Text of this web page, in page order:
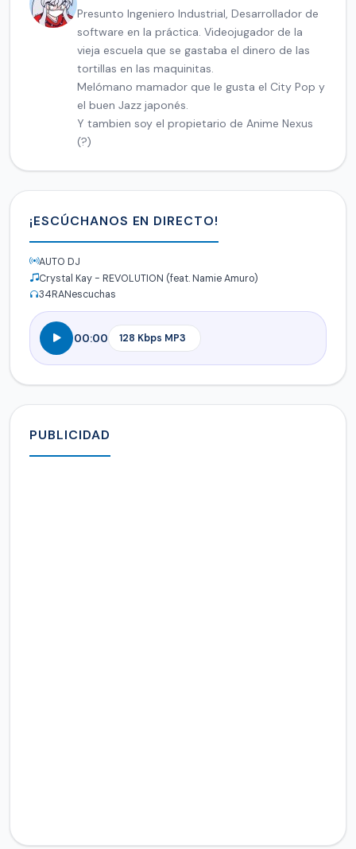
Presunto Ingeniero Industrial, Desarrollador de
software en la práctica. Videojugador de la
vieja escuela que se gastaba el dinero de las
tortillas en las maquinitas.
Melómano mamador que le gusta el City Pop y
el buen Jazz japonés.
Y tambien soy el propietario de Anime Nexus
(?)
¡ESCÚCHANOS EN DIRECTO!
AUTO DJ
Crystal Kay - REVOLUTION (feat. Namie Amuro)
34RANescuchas
00:00
PUBLICIDAD